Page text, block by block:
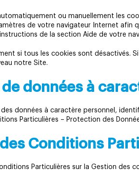
ou manuellement les
de votre navigateur Internet afin
de la section Aide de votre
si tous les cookies sont désactivés.
notre Site.
données à
données à caractère personnel,
Particulières – Protection des
Conditions
Particulières sur la Gestion des